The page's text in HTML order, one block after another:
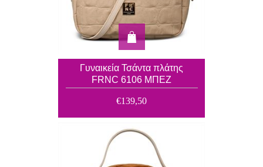
Γυναικεία Τσάντα πλάτης
FRNC 6106 ΜΠΕΖ
€139,50